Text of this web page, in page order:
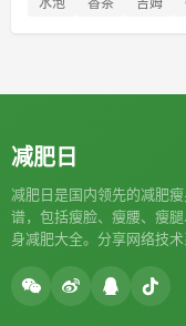
减肥日
减肥日是国内领先的减肥
谱，包括瘦脸、瘦腰、瘦
身减肥大全。分享网络技